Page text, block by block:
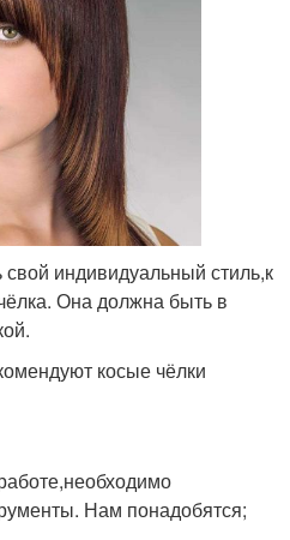
индивидуальный стиль,к
Она должна быть в
косые чёлки
Нам понадобятся;